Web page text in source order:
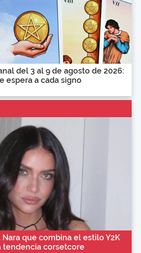
del 3 al 9 de agosto de 2026:
espera a cada signo
Nara que combina el estilo Y2K
tendencia corsetcore